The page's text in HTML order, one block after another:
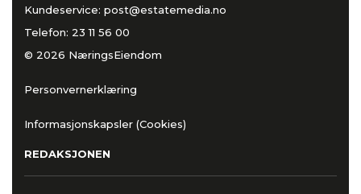
Kundeservice: post@estatemedia.no
Telefon: 23 11 56 00
© 2026 NæringsEiendom
Personvernerklæring
Informasjonskapsler (Cookies)
REDAKSJONEN